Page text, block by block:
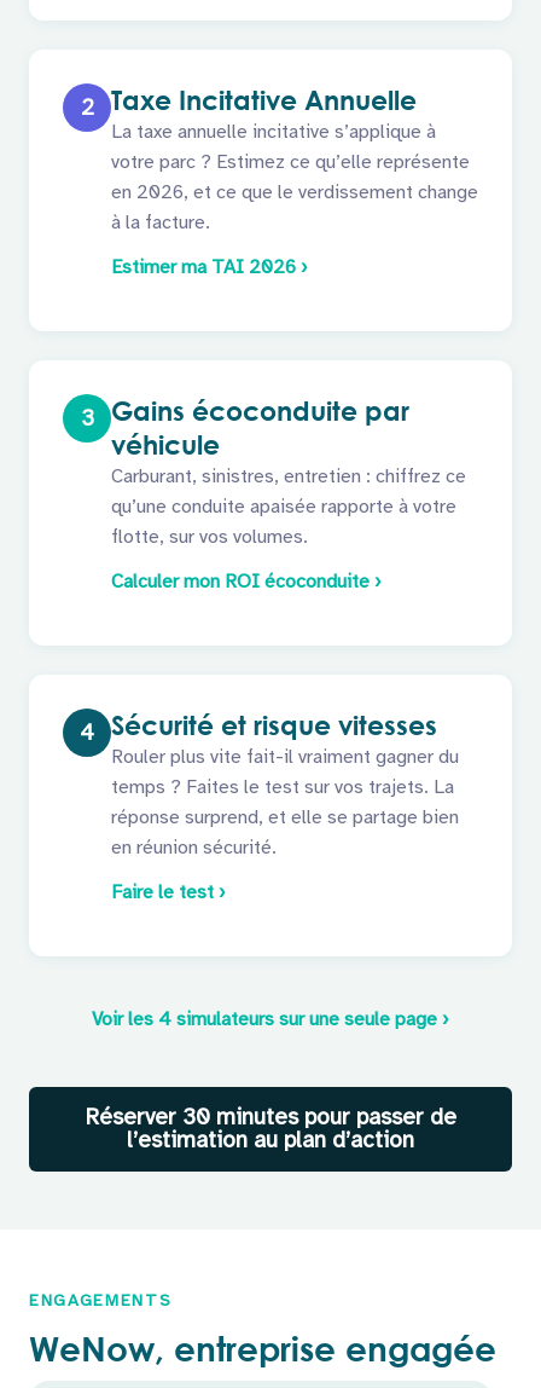
2 Taxe Incitative Annuelle
La taxe annuelle incitative s’applique à
votre parc ? Estimez ce qu’elle représente
en 2026, et ce que le verdissement change
à la facture.
Estimer ma TAI 2026 ›
3
Gains écoconduite par
véhicule
Carburant, sinistres, entretien : chiffrez ce
qu’une conduite apaisée rapporte à votre
flotte, sur vos volumes.
Calculer mon ROI écoconduite ›
4 Sécurité et risque vitesses
Rouler plus vite fait-il vraiment gagner du
temps ? Faites le test sur vos trajets. La
réponse surprend, et elle se partage bien
en réunion sécurité.
Faire le test ›
Voir les 4 simulateurs sur une seule page ›
Réserver 30 minutes pour passer de
l’estimation au plan d’action
ENGAGEMENTS
WeNow, entreprise engagée